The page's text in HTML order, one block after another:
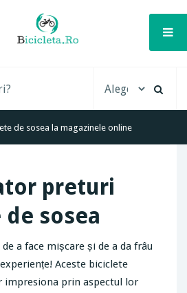
de sosea la magazinele online
preturi
sosea
a face mișcare și de a da frâu
Aceste biciclete
impresiona prin aspectul lor